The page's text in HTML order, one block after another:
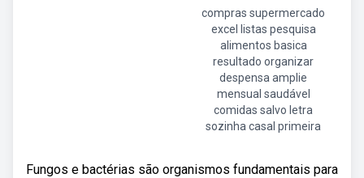
compras supermercado
excel listas pesquisa
alimentos basica
resultado organizar
despensa amplie
mensual saudável
comidas salvo letra
sozinha casal primeira
Fungos e bactérias são organismos fundamentais para